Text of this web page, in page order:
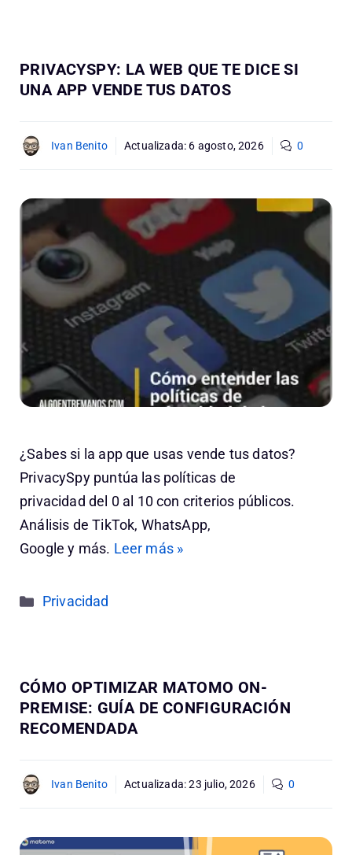
PRIVACYSPY: LA WEB QUE TE DICE SI
UNA APP VENDE TUS DATOS
Ivan Benito Actualizada: 6 agosto, 2026 0
¿Sabes si la app que usas vende tus datos?
PrivacySpy puntúa las políticas de
privacidad del 0 al 10 con criterios públicos.
Análisis de TikTok, WhatsApp,
Google y más. Leer más »
Categorías
Privacidad
CÓMO OPTIMIZAR MATOMO ON-
PREMISE: GUÍA DE CONFIGURACIÓN
RECOMENDADA
Ivan Benito Actualizada:23 julio, 2026 0